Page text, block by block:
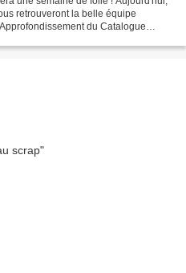
retrouveront la belle équipe
du Catalogue